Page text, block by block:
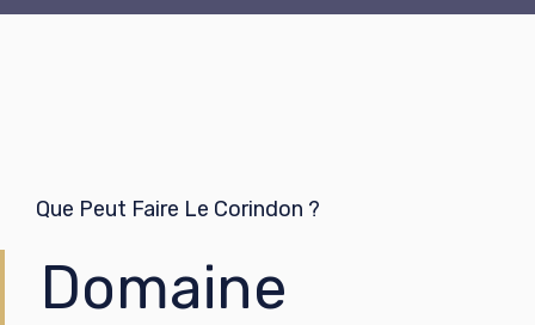
Que Peut Faire Le Corindon ?
Domaine